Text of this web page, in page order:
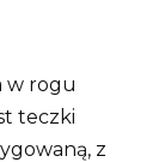
w rogu
teczki
z